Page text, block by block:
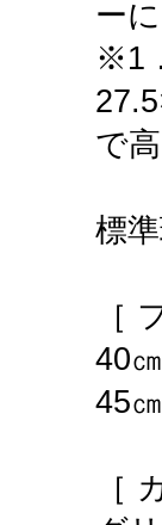
ー
※1
で
標
［
40
45
［